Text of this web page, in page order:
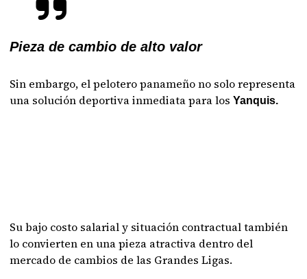
Pieza de cambio de alto valor
Sin embargo, el pelotero panameño no solo representa
una solución deportiva inmediata para losYanquis.
Su bajo costo salarial y situación contractual también
lo convierten en una pieza atractiva dentro del
mercado de cambios de las Grandes Ligas.